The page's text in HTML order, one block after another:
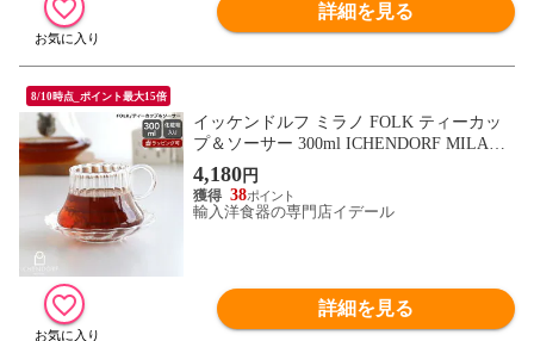
詳細を見る
8/10時点_ポイント最大15倍
イッケンドルフ ミラノ FOLK ティーカッ
プ＆ソーサー 300ml ICHENDORF MILANO
ガラス 紅茶 コーヒー おしゃれ ハンドメイ
ド イタリア 北欧 食器 ギフト 結婚祝い プ
レゼント 贈り物 食器セット ギフトセット
4,180円
38
輸入洋食器の専門店イデール
詳細を見る